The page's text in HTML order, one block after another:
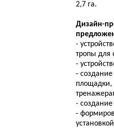
2,7 га.
Дизайн-
-
тропы для
-
-
площадки,
-
-